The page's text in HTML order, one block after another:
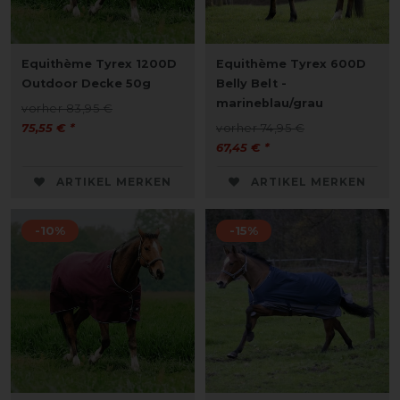
Equithème Tyrex 1200D
Outdoor Decke 50g
vorher 83,95 €
75,55 € *
ARTIKEL MERKEN
Equithème Tyrex 600D
Belly Belt -
marineblau/grau
vorher 74,95 €
67,45 € *
ARTIKEL MERKEN
-10% -15%